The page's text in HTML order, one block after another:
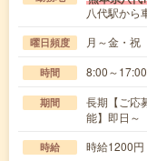
八代駅から
曜日頻度 月～金・祝
時間 8:00～
期間
長期【ご応
能】即日～
時給 時給1200円